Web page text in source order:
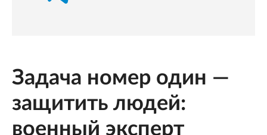
Задача номер один —
защитить людей:
военный эксперт